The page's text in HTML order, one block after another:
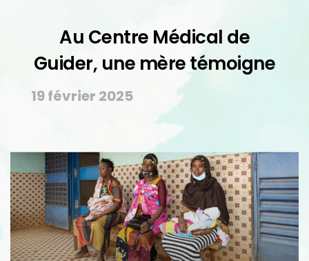
Au Centre Médical de
Guider, une mère témoigne
19 février 2025